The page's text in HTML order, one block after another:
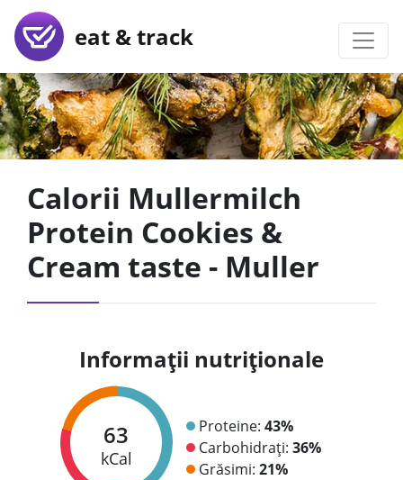
eat & track
Calorii Mullermilch
Protein Cookies &
Cream taste - Muller
Informații nutriționale
63
kCal
Proteine: 43%
Carbohidrați: 36%
Grăsimi: 21%